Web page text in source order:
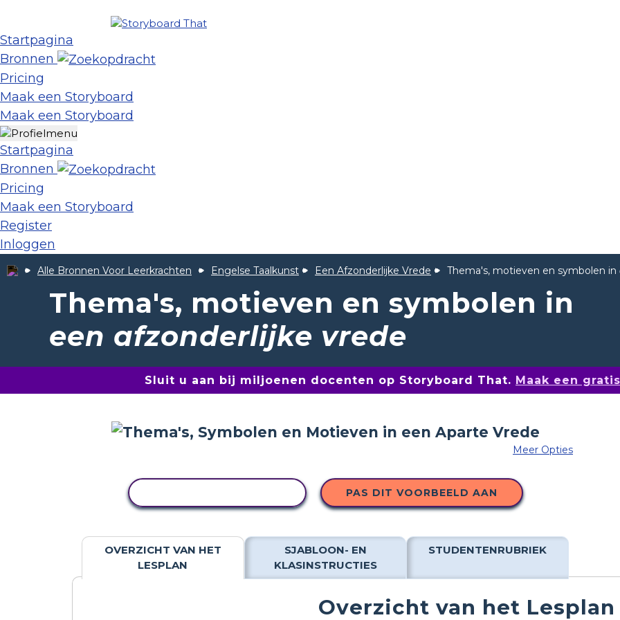
Startpagina
Bronnen
Pricing
Maak een Storyboard
Maak een Storyboard
Startpagina
Bronnen
Pricing
Maak een Storyboard
Register
Inloggen
Alle Bronnen Voor Leerkrachten Engelse Taalkunst Een Afzonderlijke Vrede Thema's, motieven en symbolen in
Thema's, motieven en symbolen in
een afzonderlijke vrede
Sluit u aan bij miljoenen docenten op Storyboard That. Maak een
Meer Opties
PAS DIT VOORBEELD AAN
OVERZICHT VAN HET
LESPLAN
SJABLOON- EN
KLASINSTRUCTIES
STUDENTENRUBRIEK
Overzicht van het Lesplan